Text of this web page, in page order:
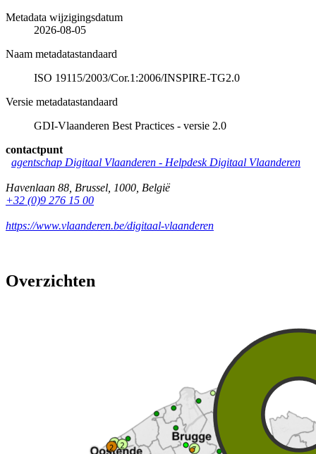
Metadata wijzigingsdatum
2026-08-05
Naam metadatastandaard
ISO 19115/2003/Cor.1:2006/INSPIRE-TG2.0
Versie metadatastandaard
GDI-Vlaanderen Best Practices - versie 2.0
contactpunt
agentschap Digitaal Vlaanderen - Helpdesk Digitaal Vlaanderen
Havenlaan 88 Brussel 1000 België
+32 (0)9 276 15 00
https://www.vlaanderen.be/digitaal-vlaanderen
Overzichten